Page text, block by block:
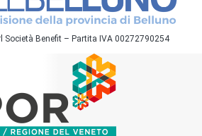
Società Benefit – Partita IVA 00272790254